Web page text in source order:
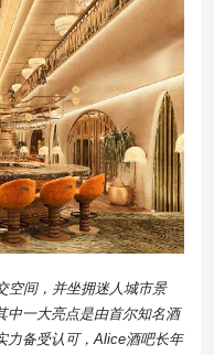
空间，并坐拥迷人城市景
中一大亮点是由首尔知名酒
力备受认可，Alice酒吧长年